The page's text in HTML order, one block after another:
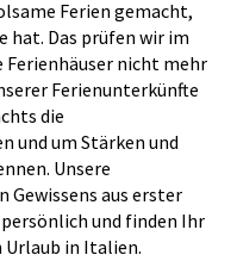
Ferien gemacht,
hat. Das prüfen wir im
Ferienhäuser nicht mehr
Ferienunterkünfte
die
und um Stärken und
Unsere
aus erster
und finden Ihr
Urlaub in Italien.